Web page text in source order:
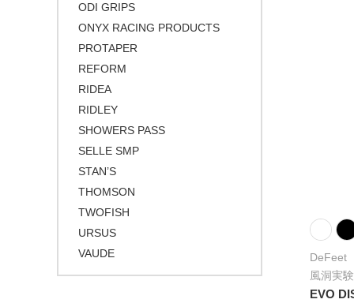
DeFeet
風洞実
EVO
ODI GRIPS
ONYX RACING PRODUCTS
PROTAPER
REFORM
RIDEA
RIDLEY
SHOWERS PASS
SELLE SMP
STAN’S
THOMSON
TWOFISH
URSUS
VAUDE